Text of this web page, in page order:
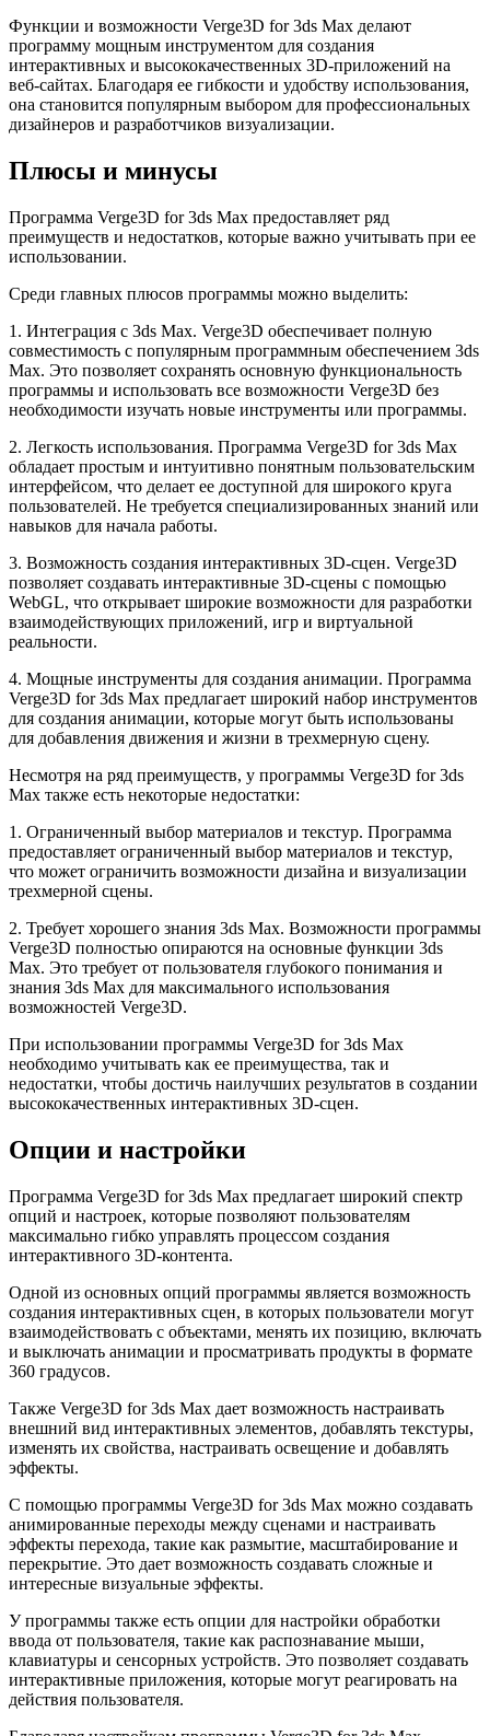
Функции и возможности Verge3D for 3ds Max делают
программу мощным инструментом для создания
интерактивных и высококачественных 3D-приложений на
веб-сайтах. Благодаря ее гибкости и удобству использования,
она становится популярным выбором для профессиональных
дизайнеров и разработчиков визуализации.
Плюсы и минусы
Программа Verge3D for 3ds Max предоставляет ряд
преимуществ и недостатков, которые важно учитывать при ее
использовании.
Среди главных плюсов программы можно выделить:
1. Интеграция с 3ds Max. Verge3D обеспечивает полную
совместимость с популярным программным обеспечением 3ds
Max. Это позволяет сохранять основную функциональность
программы и использовать все возможности Verge3D без
необходимости изучать новые инструменты или программы.
2. Легкость использования. Программа Verge3D for 3ds Max
обладает простым и интуитивно понятным пользовательским
интерфейсом, что делает ее доступной для широкого круга
пользователей. Не требуется специализированных знаний или
навыков для начала работы.
3. Возможность создания интерактивных 3D-сцен. Verge3D
позволяет создавать интерактивные 3D-сцены с помощью
WebGL, что открывает широкие возможности для разработки
взаимодействующих приложений, игр и виртуальной
реальности.
4. Мощные инструменты для создания анимации. Программа
Verge3D for 3ds Max предлагает широкий набор инструментов
для создания анимации, которые могут быть использованы
для добавления движения и жизни в трехмерную сцену.
Несмотря на ряд преимуществ, у программы Verge3D for 3ds
Max также есть некоторые недостатки:
1. Ограниченный выбор материалов и текстур. Программа
предоставляет ограниченный выбор материалов и текстур,
что может ограничить возможности дизайна и визуализации
трехмерной сцены.
2. Требует хорошего знания 3ds Max. Возможности программы
Verge3D полностью опираются на основные функции 3ds
Max. Это требует от пользователя глубокого понимания и
знания 3ds Max для максимального использования
возможностей Verge3D.
При использовании программы Verge3D for 3ds Max
необходимо учитывать как ее преимущества, так и
недостатки, чтобы достичь наилучших результатов в создании
высококачественных интерактивных 3D-сцен.
Опции и настройки
Программа Verge3D for 3ds Max предлагает широкий спектр
опций и настроек, которые позволяют пользователям
максимально гибко управлять процессом создания
интерактивного 3D-контента.
Одной из основных опций программы является возможность
создания интерактивных сцен, в которых пользователи могут
взаимодействовать с объектами, менять их позицию, включать
и выключать анимации и просматривать продукты в формате
360 градусов.
Также Verge3D for 3ds Max дает возможность настраивать
внешний вид интерактивных элементов, добавлять текстуры,
изменять их свойства, настраивать освещение и добавлять
эффекты.
С помощью программы Verge3D for 3ds Max можно создавать
анимированные переходы между сценами и настраивать
эффекты перехода, такие как размытие, масштабирование и
перекрытие. Это дает возможность создавать сложные и
интересные визуальные эффекты.
У программы также есть опции для настройки обработки
ввода от пользователя, такие как распознавание мыши,
клавиатуры и сенсорных устройств. Это позволяет создавать
интерактивные приложения, которые могут реагировать на
действия пользователя.